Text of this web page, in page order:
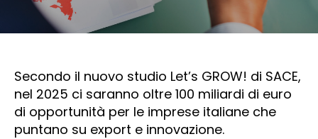
Secondo il nuovo studio Let’s GROW! di SACE,
nel 2025 ci saranno oltre 100 miliardi di euro
di opportunità per le imprese italiane che
puntano su export e innovazione.